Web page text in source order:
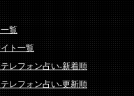
覧
ト一覧
レフォン占い-新着順
レフォン占い-更新順